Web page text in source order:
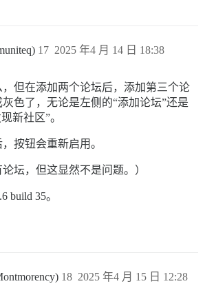
2025 年4 月 14 日 18:38
17
但在添加两个论坛后，添加第三个论
色了，无论是左侧的“添加论坛”还是
新社区”。
按钮会重新启用。
坛，但这显然不是问题。）
build 35。
2025 年4 月 15 日 12:28
18